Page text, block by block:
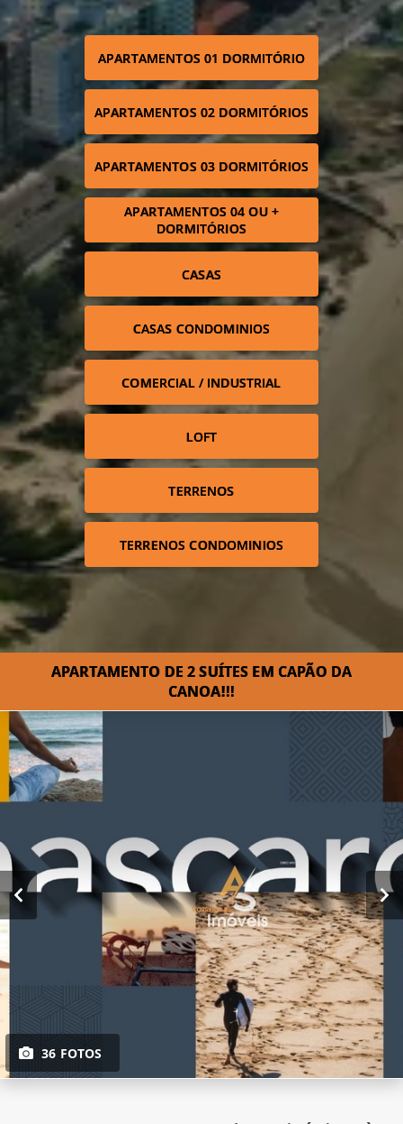
APARTAMENTOS 01 DORMITÓRIO
APARTAMENTOS 02 DORMITÓRIOS
APARTAMENTOS 03 DORMITÓRIOS
APARTAMENTOS 04 OU +
DORMITÓRIOS
CASAS
CASAS CONDOMINIOS
COMERCIAL / INDUSTRIAL
LOFT
TERRENOS
TERRENOS CONDOMINIOS
APARTAMENTO DE 2 SUÍTES EM CAPÃO DA
CANOA!!!
36 FOTOS